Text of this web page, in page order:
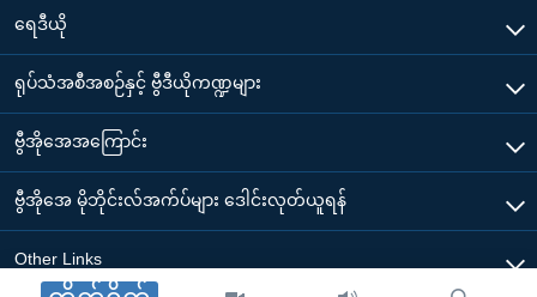
ရေဒီယို
ရုပ်သံအစီအစဉ်နှင့် ဗွီဒီယိုကဏ္ဍများ
ဗွီအိုအေအကြောင်း
ဗွီအိုအေ မိုဘိုင်းလ်အက်ပ်များ ဒေါင်းလုတ်ယူရန်
Other Links